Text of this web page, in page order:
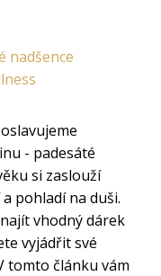
nadšence
- padesáté
si zaslouží
pohladí na duši.
vhodný dárek
vyjádřit své
tomto článku vám